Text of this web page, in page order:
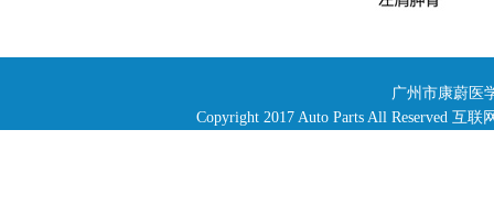
广州市康蔚医
Copyright 2017 Auto Parts All Reserved 互